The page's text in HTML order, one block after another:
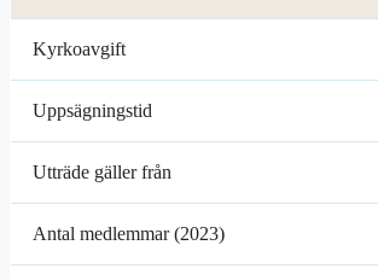
Kyrkoavgift
Uppsägningstid
Utträde gäller från
Antal medlemmar (2023)